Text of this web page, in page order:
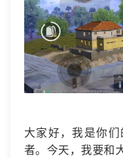
热门文章
关于我们
大家好，我是你
者。今天，我要和